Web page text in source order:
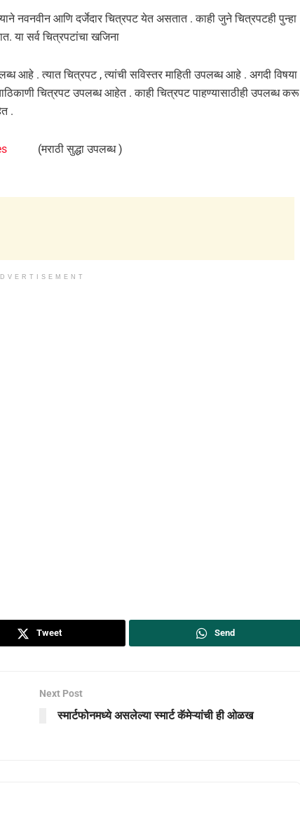
नवनवीन आणि दर्जेदार चित्रपट येत असतात . काही जुने चित्रपटही पुन्हा
या सर्व चित्रपटांचा खजिना
आहे . त्यात चित्रपट , त्यांची सविस्तर माहिती उपलब्ध आहे . अगदी विषया
चित्रपट उपलब्ध आहेत . काही चित्रपट पाहण्यासाठीही उपलब्ध करू
.
(मराठी सुद्धा उपलब्ध )
Tweet Send
Next Post
स्मार्टफोनमध्ये असलेल्या स्मार्ट कॅमेऱ्यांची ही ओळख